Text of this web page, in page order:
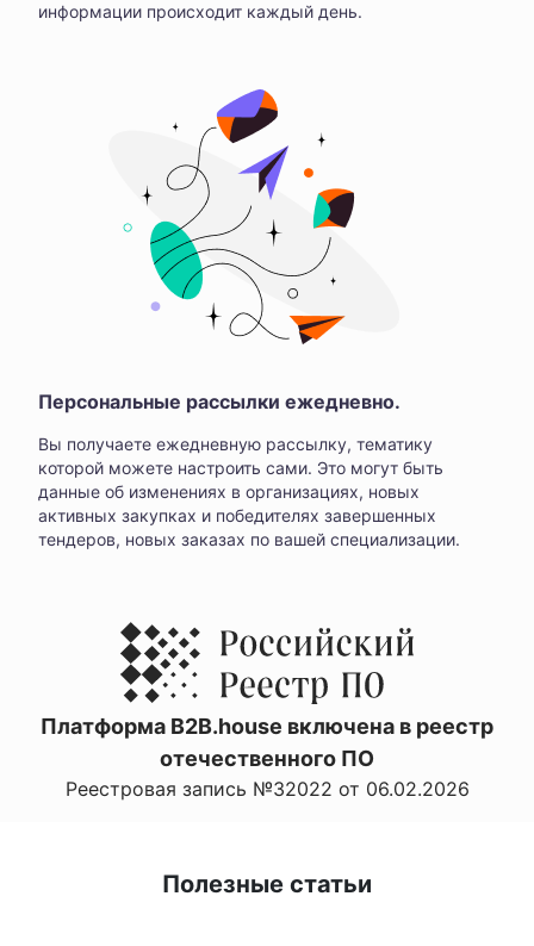
информации происходит каждый день.
Персональные рассылки ежедневно.
Вы получаете ежедневную рассылку, тематику
которой можете настроить сами. Это могут быть
данные об изменениях в организациях, новых
активных закупках и победителях завершенных
тендеров, новых заказах по вашей специализации.
Платформа B2B.house включена в реестр
отечественного ПО
Реестровая запись №32022 от 06.02.2026
Полезные статьи